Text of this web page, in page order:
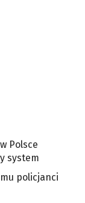
Polsce
system
policjanci